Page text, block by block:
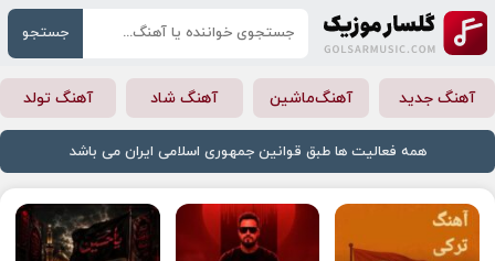
جستجو
آهنگ جدید آهنگ‌ماشین آهنگ شاد آهنگ تولد
همه فعالیت ها طبق قوانین جمهوری اسلامی ایران می باشد